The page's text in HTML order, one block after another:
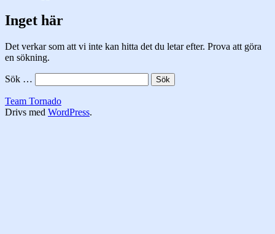
Inget här
Det verkar som att vi inte kan hitta det du letar efter. Prova att göra
en sökning.
Sök …
Team Tornado
Drivs med WordPress.